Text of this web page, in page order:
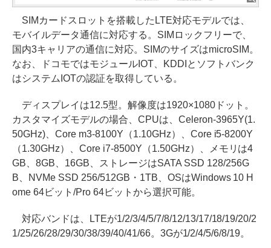
SIMカードスロットを搭載したLTE対応モデルでは、
モバイルデータ通信に対応する。SIMロックフリーで、
国内3キャリアの通信に対応。SIMのサイズはmicroSIM。
なお、ドコモではモジュールIOT、KDDIとソフトバンク
はシステムIOTの認証を取得している。
ディスプレイは12.5型。解像度は1920×1080ドット。
カスタマイズモデルの場合、CPUは、Celeron-3965Y(1.
50GHz)、Core m3-8100Y（1.10GHz）、Core i5-8200Y
（1.30GHz）、Core i7-8500Y（1.50GHz）、メモリは4
GB、8GB、16GB、ストレージはSATA SSD 128/256G
B、NVMe SSD 256/512GB・1TB、OSはWindows 10 H
ome 64ビット/Pro 64ビットから選択可能。
対応バンドは、LTEが1/2/3/4/5/7/8/12/13/17/18/19/20/2
1/25/26/28/29/30/38/39/40/41/66。3Gが1/2/4/5/6/8/19。